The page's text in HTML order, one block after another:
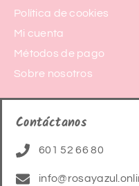
Política de cookies
Mi cuenta
Métodos de pago
Sobre nosotros
Contáctanos
601 52 66 80